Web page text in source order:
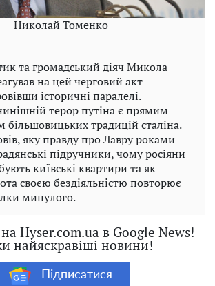
Николай Томенко
та громадський діяч Микола
на цей черговий акт
історичні паралелі.
терор путіна є прямим
традицій сталіна.
яку правду про Лавру роками
підручники, чому росіяни
київські квартири та як
своєю бездіяльністю повторює
минулого.
Hyser.com.ua в Google News!
найяскравіші новини!
Підписатися